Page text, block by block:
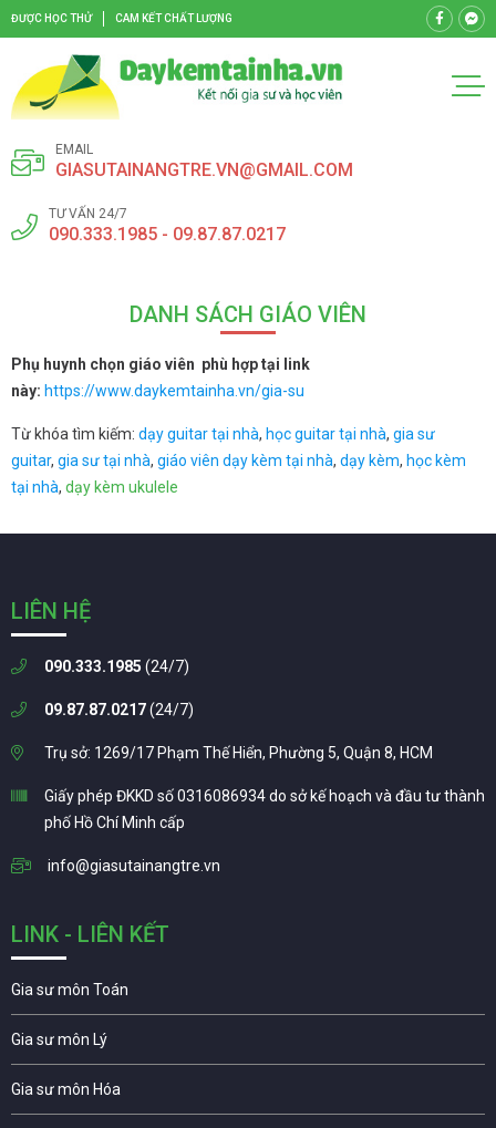
ĐƯỢC HỌC THỬ CAM KẾT CHẤT LƯỢNG
EMAIL
GIASUTAINANGTRE.VN@GMAIL.COM
TƯ VẤN 24/7
090.333.1985 - 09.87.87.0217
DANH SÁCH GIÁO VIÊN
Phụ huynh chọn giáo viên phù hợp tại link
này: https://www.daykemtainha.vn/gia-su
Từ khóa tìm kiếm: dạy guitar tại nhà, học guitar tại nhà, gia sư
guitar, gia sư tại nhà, giáo viên dạy kèm tại nhà, dạy kèm, học kèm
tại nhà, dạy kèm ukulele
LIÊN HỆ
090.333.1985 (24/7)
09.87.87.0217(24/7)
Trụ sở: 1269/17 Phạm Thế Hiển, Phường 5, Quận 8, HCM
Giấy phép ĐKKD số 0316086934 do sở kế hoạch và đầu tư thành
phố Hồ Chí Minh cấp
info@giasutainangtre.vn
LINK - LIÊN KẾT
Gia sư môn Toán
Gia sư môn Lý
Gia sư môn Hóa